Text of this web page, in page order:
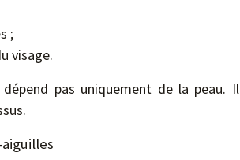
;
visage.
pas uniquement de la